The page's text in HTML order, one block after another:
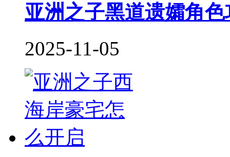
亚洲之子黑道遗孀角
2025-11-05